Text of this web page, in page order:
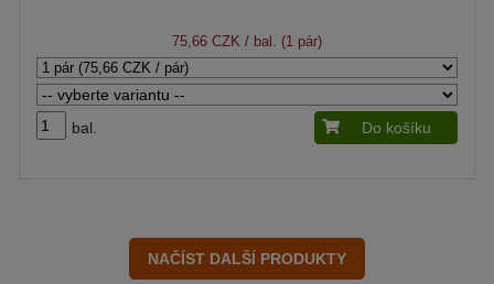
75,66 CZK / bal. (1 pár)
bal. Do košíku